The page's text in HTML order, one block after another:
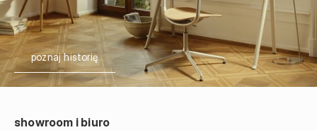
poznaj historię
showroom i biuro